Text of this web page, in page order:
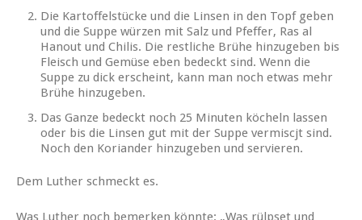
Die Kartoffelstücke und die Linsen in den Topf geben
und die Suppe würzen mit Salz und Pfeffer, Ras al
Hanout und Chilis. Die restliche Brühe hinzugeben bis
Fleisch und Gemüse eben bedeckt sind. Wenn die
Suppe zu dick erscheint, kann man noch etwas mehr
Brühe hinzugeben.
Das Ganze bedeckt noch 25 Minuten köcheln lassen
oder bis die Linsen gut mit der Suppe vermiscjt sind.
Noch den Koriander hinzugeben und servieren.
Dem Luther schmeckt es.
Was Luther noch bemerken könnte: „Was rülpset und